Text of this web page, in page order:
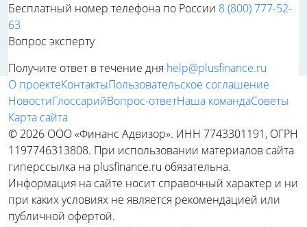
Бесплатный номер телефона по России 8 (800) 777-52-
63
Вопрос эксперту
Получите ответ в течение дня help@plusfinance.ru
О проектеКонтактыПользовательское соглашение
НовостиГлоссарийВопрос-ответНаша командаСоветы
Карта сайта
© 2026 ООО «Финанс Адвизор». ИНН 7743301191, ОГРН
1197746313808. При использовании материалов сайта
гиперссылка на plusfinance.ru обязательна.
Информация на сайте носит справочный характер и ни
при каких условиях не является рекомендацией или
публичной офертой.